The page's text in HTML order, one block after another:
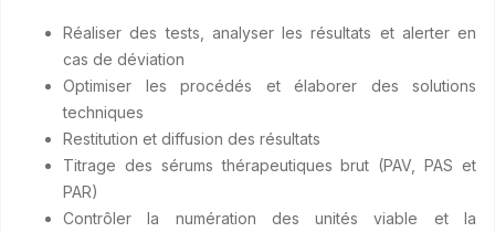
Réaliser des tests, analyser les résultats et alerter en
cas de déviation
Optimiser les procédés et élaborer des solutions
techniques
Restitution et diffusion des résultats
Titrage des sérums thérapeutiques brut (PAV, PAS et
PAR)
Contrôler la numération des unités viable et la